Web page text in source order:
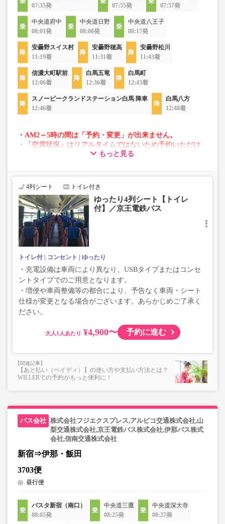
07:35発
07:55発
07:57発
中央道府中
08:01発
中央道日野
08:08発
中央道八王子
08:17発
安曇野スイス村
11:19着
安曇野穂高
11:31着
安曇野松川
11:43着
信濃大町駅前
12:06着
白馬五竜
12:36着
白馬町
12:43着
スノーピークランドステーション白馬 降車
12:46着
白馬八方
12:48着
・AM2～5時の間は「予約・変更」が出来ません。
・「空席状況」はリアルタイムではないため予約いただけ
ない場合がございます。
する場合がございます。
・車両は予告なく変更となる場合がございます。これに伴
で、あらかじめご了承ください。
もっと見る
4列シート トイレ付き
ゆったり4列シート【トイレ
付】／京王電鉄バス
トイレ付 コンセント ゆったり
・充電設備は車両により異なり、USBタイプまたはコンセ
ントタイプでのご用意となります。
・増便や車両整備等の都合により、予告なく車両・シート
仕様が変更となる場合がございます。あらかじめご了承く
ださい。
大人 ¥4,900〜 予約に進む
【あと払い（ペイディ）】の使い方や支払い方法とは？
WILLERでの予約がもっと便利に！
株式会社フジエクスプレス,アルピコ交通株式会社,山
梨交通株式会社,京王電鉄バス株式会社,伊那バス株式
会社,信南交通株式会社
新宿⇒伊那・飯田
3703便
昼行便
バスタ新宿（南口）
08:05発
中央道三鷹
08:25発
中央道深大寺
08:27発